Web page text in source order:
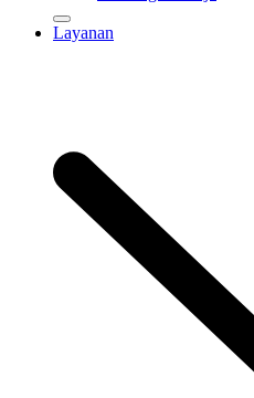
Layanan